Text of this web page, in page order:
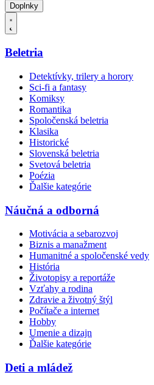
Doplnky
Beletria
Detektívky, trilery a horory
Sci-fi a fantasy
Komiksy
Romantika
Spoločenská beletria
Klasika
Historické
Slovenská beletria
Svetová beletria
Poézia
Ďalšie kategórie
Náučná a odborná
Motivácia a sebarozvoj
Biznis a manažment
Humanitné a spoločenské vedy
História
Životopisy a reportáže
Vzťahy a rodina
Zdravie a životný štýl
Počítače a internet
Hobby
Umenie a dizajn
Ďalšie kategórie
Deti a mládež